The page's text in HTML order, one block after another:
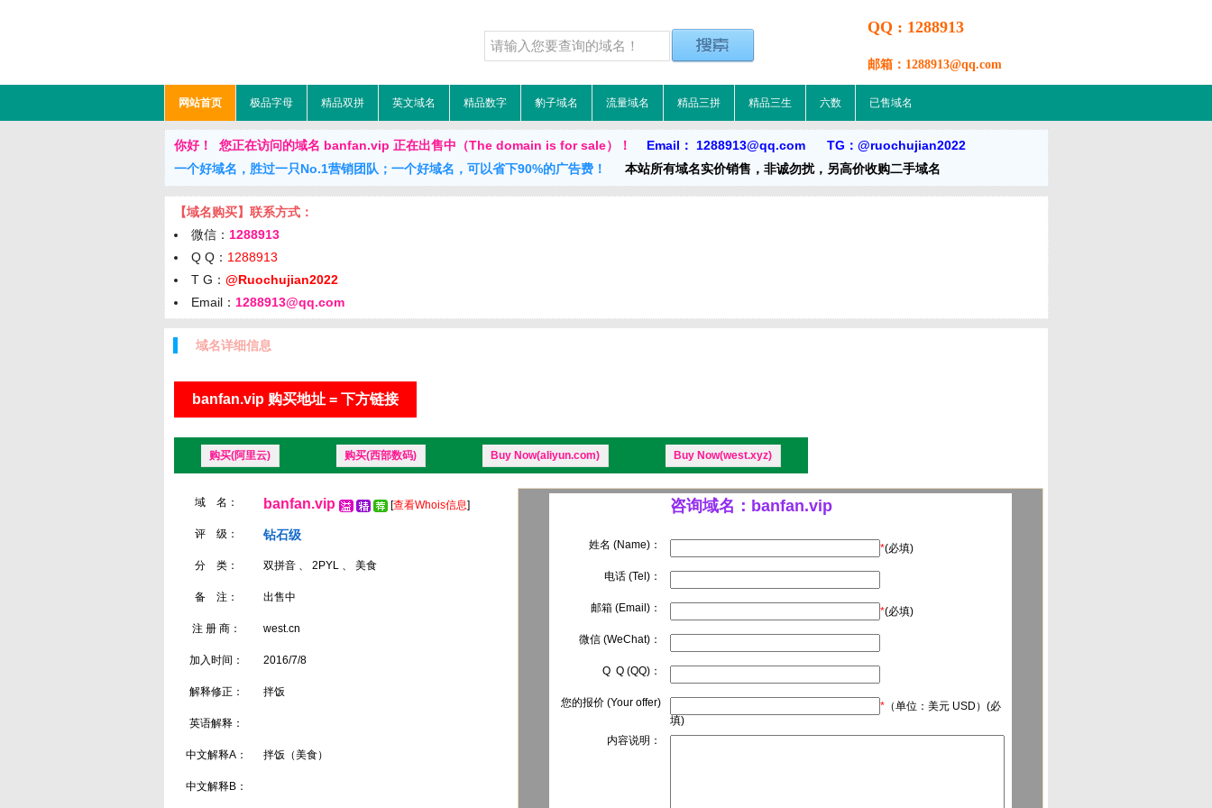
QQ : 1288913
邮箱：1288913@qq.com
网站首页 极品字母 精品双拼 英文域名 精品数字 豹子域名 流量域名 精品三拼 精品三生 六数 已售域名
你好！ 您正在访问的域名 banfan.vip 正在出售中（The domain is for sale）！
Email： 1288913@qq.com TG：@ruochujian2022
一个好域名，胜过一只No.1营销团队；一个好域名，可以省下90%的广告费！
本站所有域名实价销售，非诚勿扰，另高价收购二手域名
【域名购买】联系方式：
微信： 1288913
Q Q： 1288913
T G： @Ruochujian2022
Email： 1288913@qq.com
域名详细信息
banfan.vip 购买地址 = 下方链接
购买(阿里云) 购买(西部数码) Buy Now(aliyun.com) Buy Now(west.xyz)
域 名： banfan.vip [查看Whois信息]
评 级： 钻石级
分 类： 双拼音 、 2PYL 、 美食
备 注： 出售中
注 册 商： west.cn
加入时间： 2016/7/8
解释修正： 拌饭
英语解释：
中文解释A： 拌饭（美食）
中文解释B：
咨询域名：banfan.vip
姓名 (Name)： *(必填)
电话 (Tel)：
邮箱 (Email)： *(必填)
微信 (WeChat)：
Q Q (QQ)：
您的报价 (Your offer) * （单位：美元 USD）(必
填)
内容说明：